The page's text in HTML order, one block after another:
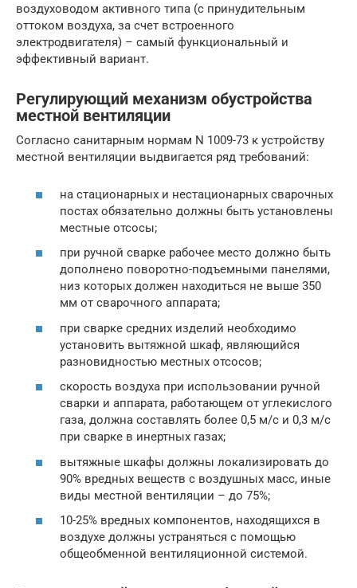
воздуховодом активного типа (с принудительным
оттоком воздуха, за счет встроенного
электродвигателя) – самый функциональный и
эффективный вариант.
Регулирующий механизм обустройства
местной вентиляции
Согласно санитарным нормам N 1009-73 к устройству
местной вентиляции выдвигается ряд требований:
на стационарных и нестационарных сварочных
постах обязательно должны быть установлены
местные отсосы;
при ручной сварке рабочее место должно быть
дополнено поворотно-подъемными панелями,
низ которых должен находиться не выше 350
мм от сварочного аппарата;
при сварке средних изделий необходимо
установить вытяжной шкаф, являющийся
разновидностью местных отсосов;
скорость воздуха при использовании ручной
сварки и аппарата, работающем от углекислого
газа, должна составлять более 0,5 м/с и 0,3 м/с
при сварке в инертных газах;
вытяжные шкафы должны локализировать до
90% вредных веществ с воздушных масс, иные
виды местной вентиляции – до 75%;
10-25% вредных компонентов, находящихся в
воздухе должны устраняться с помощью
общеобменной вентиляционной системой.